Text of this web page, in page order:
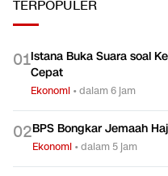
TERPOPULER
01Istana Buka Suara soal
Cepat
Ekonomi •dalam 6 jam
02BPS Bongkar Jemaah
Ekonomi •dalam 5 jam